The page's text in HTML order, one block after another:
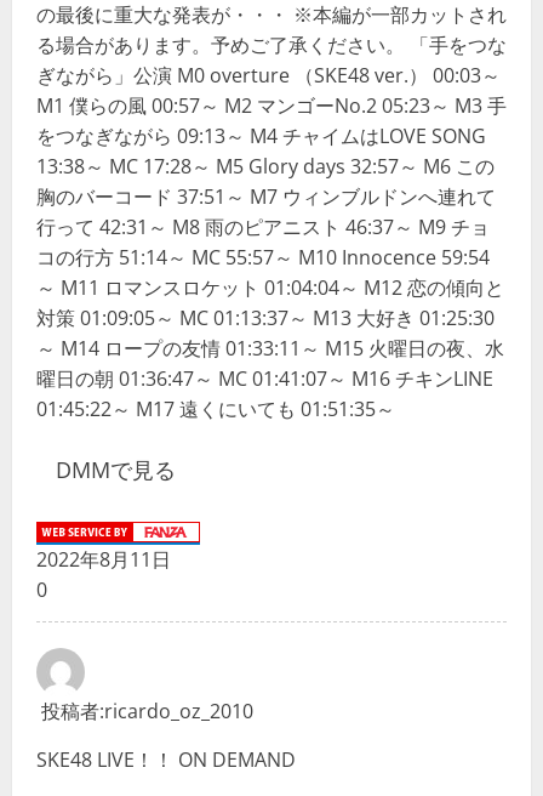
の最後に重大な発表が・・・ ※本編が一部カットされ
る場合があります。予めご了承ください。 「手をつな
ぎながら」公演 M0 overture （SKE48 ver.） 00:03～
M1 僕らの風 00:57～ M2 マンゴーNo.2 05:23～ M3 手
をつなぎながら 09:13～ M4 チャイムはLOVE SONG
13:38～ MC 17:28～ M5 Glory days 32:57～ M6 この
胸のバーコード 37:51～ M7 ウィンブルドンへ連れて
行って 42:31～ M8 雨のピアニスト 46:37～ M9 チョ
コの行方 51:14～ MC 55:57～ M10 Innocence 59:54
～ M11 ロマンスロケット 01:04:04～ M12 恋の傾向と
対策 01:09:05～ MC 01:13:37～ M13 大好き 01:25:30
～ M14 ロープの友情 01:33:11～ M15 火曜日の夜、水
曜日の朝 01:36:47～ MC 01:41:07～ M16 チキンLINE
01:45:22～ M17 遠くにいても 01:51:35～
DMMで見る
2022年8月11日
0
投稿者:ricardo_oz_2010
SKE48 LIVE！！ ON DEMAND